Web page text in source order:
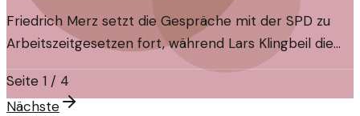
Friedrich Merz setzt die Gespräche mit der SPD zu
Arbeitszeitgesetzen fort, während Lars Klingbeil die
neue Regelung zur Krankschreibung verteidigt. Ein
Blick auf die aktuellen politischen Entwicklungen.
Seite 1 / 4
Nächste